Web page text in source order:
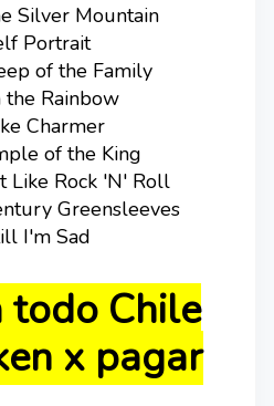
Silver Mountain
Portrait
of the Family
the Rainbow
Charmer
of the King
Like Rock 'N' Roll
Greensleeves
I'm Sad
todo Chile
x pagar